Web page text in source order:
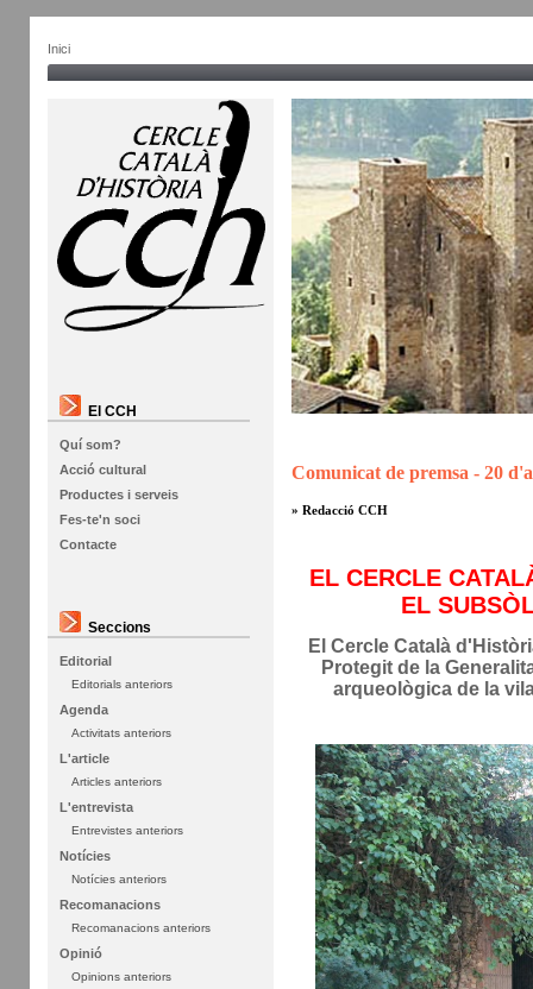
Inici
El CCH
Quí som?
Acció cultural
Productes i serveis
Fes-te'n soci
Contacte
Seccions
Editorial
Editorials anteriors
Agenda
Activitats anteriors
L'article
Articles anteriors
L'entrevista
Entrevistes anteriors
Notícies
Notícies anteriors
Recomanacions
Recomanacions anteriors
Opinió
Opinions anteriors
Comunicat de premsa - 20
» Redacció CCH
EL CERCLE
EL
El Cercle Català
Protegit de la
arqueològica de la